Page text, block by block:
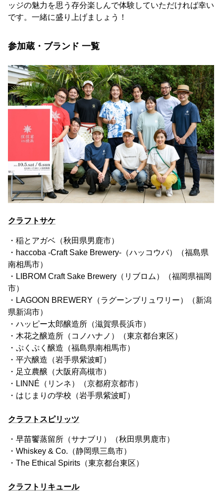
ッジの魅力を思う存分楽しんで体験していただければ幸い
です。一緒に盛り上げましょう！
参加蔵・ブランド 一覧
クラフトサケ
・稲とアガベ（秋田県男鹿市）
・haccoba -Craft Sake Brewery-（ハッコウバ）（福島県
南相馬市）
・LIBROM Craft Sake Brewery（リブロム）（福岡県福岡
市）
・LAGOON BREWERY（ラグーンブリュワリー）（新潟
県新潟市）
・ハッピー太郎醸造所（滋賀県長浜市）
・木花之醸造所（コノハナノ）（東京都台東区）
・ぷくぷく醸造（福島県南相馬市）
・平六醸造（岩手県紫波町）
・足立農醸（大阪府高槻市）
・LINNÉ（リンネ）（京都府京都市）
・はじまりの学校（岩手県紫波町）
クラフトスピリッツ
・早苗饗蒸留所（サナブリ）（秋田県男鹿市）
・Whiskey & Co.（静岡県三島市）
・The Ethical Spirits（東京都台東区）
クラフトリキュール